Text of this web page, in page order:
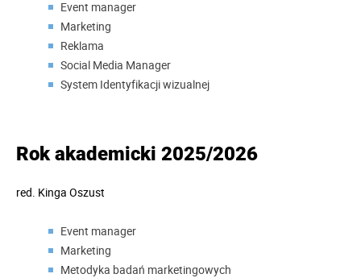
Event manager
Marketing
Reklama
Social Media Manager
System Identyfikacji wizualnej
Rok akademicki 2025/2026
red. Kinga Oszust
Event manager
Marketing
Metodyka badań marketingowych